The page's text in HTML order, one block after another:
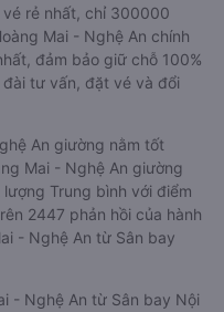
vé rẻ nhất, chỉ 300000
Mai - Nghệ An chính
đảm bảo giữ chỗ 100%
tư vấn, đặt vé và đổi
An giường nằm tốt
Mai - Nghệ An giường
Trung bình với điểm
2447 phản hồi của hành
- Nghệ An từ Sân bay
- Nghệ An từ Sân bay Nội